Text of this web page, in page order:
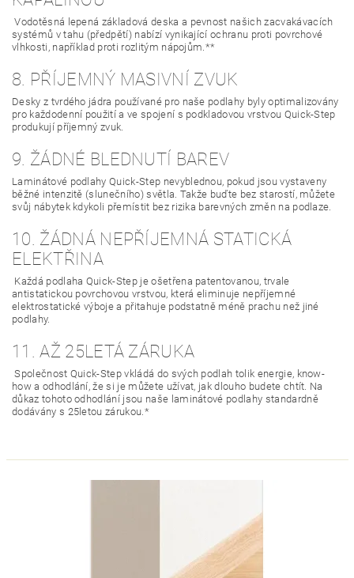
Vodotěsná lepená základová deska a pevnost našich zacvakávacích
systémů v tahu (předpětí) nabízí vynikající ochranu proti povrchové
vlhkosti, například proti rozlitým nápojům.**
8. PŘÍJEMNÝ MASIVNÍ ZVUK
Desky z tvrdého jádra používané pro naše podlahy byly optimalizovány
pro každodenní použití a ve spojení s podkladovou vrstvou Quick-Step
produkují příjemný zvuk.
9. ŽÁDNÉ BLEDNUTÍ BAREV
Laminátové podlahy Quick-Step nevyblednou, pokud jsou vystaveny
běžné intenzitě (slunečního) světla. Takže buďte bez starostí, můžete
svůj nábytek kdykoli přemístit bez rizika barevných změn na podlaze.
10. ŽÁDNÁ NEPŘÍJEMNÁ STATICKÁ
ELEKTŘINA
Každá podlaha Quick-Step je ošetřena patentovanou, trvale
antistatickou povrchovou vrstvou, která eliminuje nepříjemné
elektrostatické výboje a přitahuje podstatně méně prachu než jiné
podlahy.
11. AŽ 25LETÁ ZÁRUKA
Společnost Quick-Step vkládá do svých podlah tolik energie, know-
how a odhodlání, že si je můžete užívat, jak dlouho budete chtít. Na
důkaz tohoto odhodlání jsou naše laminátové podlahy standardně
dodávány s 25letou zárukou.*